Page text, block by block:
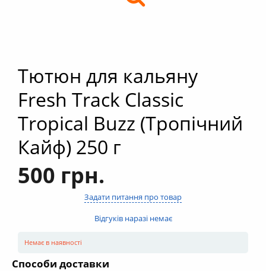
Тютюн для кальяну
Fresh Track Classic
Tropical Buzz (Тропічний
Кайф) 250 г
500 грн.
Задати питання про товар
Відгуків наразі немає
Немає в наявності
Способи доставки